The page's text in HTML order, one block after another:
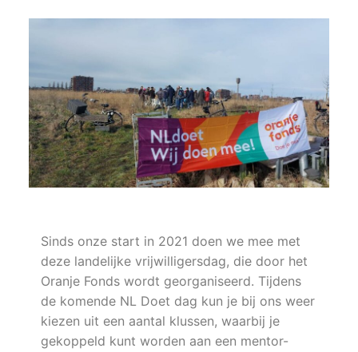
Sinds onze start in 2021 doen we mee met
deze landelijke vrijwilligersdag, die door het
Oranje Fonds wordt georganiseerd. Tijdens
de komende NL Doet dag kun je bij ons weer
kiezen uit een aantal klussen, waarbij je
gekoppeld kunt worden aan een mentor-